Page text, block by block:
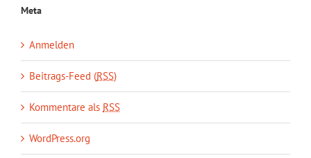
Meta
Anmelden
Beitrags-Feed (RSS)
Kommentare als RSS
WordPress.org